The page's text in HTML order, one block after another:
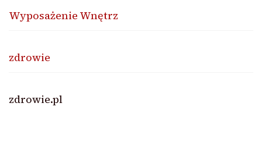
Wyposażenie Wnętrz
zdrowie
zdrowie.pl